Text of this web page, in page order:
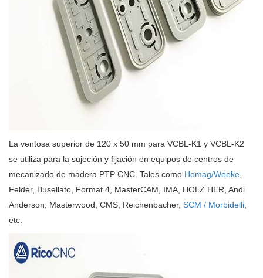
La ventosa superior de 120 x 50 mm para VCBL-K1 y VCBL-K2
se utiliza para la sujeción y fijación en equipos de centros de
mecanizado de madera PTP CNC. Tales como Homag/Weeke
Felder, Busellato, Format 4, MasterCAM, IMA, HOLZ HER, Andi
Anderson, Masterwood, CMS, Reichenbacher, SCM / Morbidelli
etc.